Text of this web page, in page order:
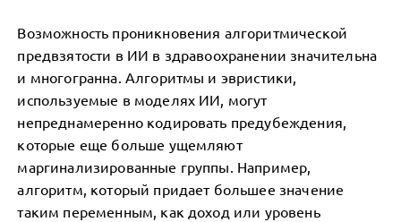
Возможность проникновения алгоритмической
предвзятости в ИИ в здравоохранении значительна
и многогранна. Алгоритмы и эвристики,
используемые в моделях ИИ, могут
непреднамеренно кодировать предубеждения,
которые еще больше ущемляют
маргинализированные группы. Например,
алгоритм, который придает большее значение
таким переменным, как доход или уровень